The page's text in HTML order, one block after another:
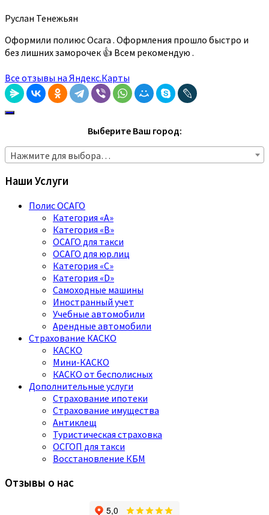
Руслан Тенежьян
Оформили полиюс Осага . Оформления прошло быстро и
без лишних заморочек 👍 Всем рекомендую .
Все отзывы на Яндекс.Карты
Выберите Ваш город:
Нажмите для выбора…
Наши Услуги
Полис ОСАГО
Категория «A»
Категория «B»
ОСАГО для такси
ОСАГО для юр.лиц
Категория «C»
Категория «D»
Самоходные машины
Иностранный учет
Учебные автомобили
Арендные автомобили
Страхование КАСКО
КАСКО
Мини-КАСКО
КАСКО от бесполисных
Дополнительные услуги
Страхование ипотеки
Страхование имущества
Антиклещ
Туристическая страховка
ОСГОП для такси
Восстановление КБМ
Отзывы о нас